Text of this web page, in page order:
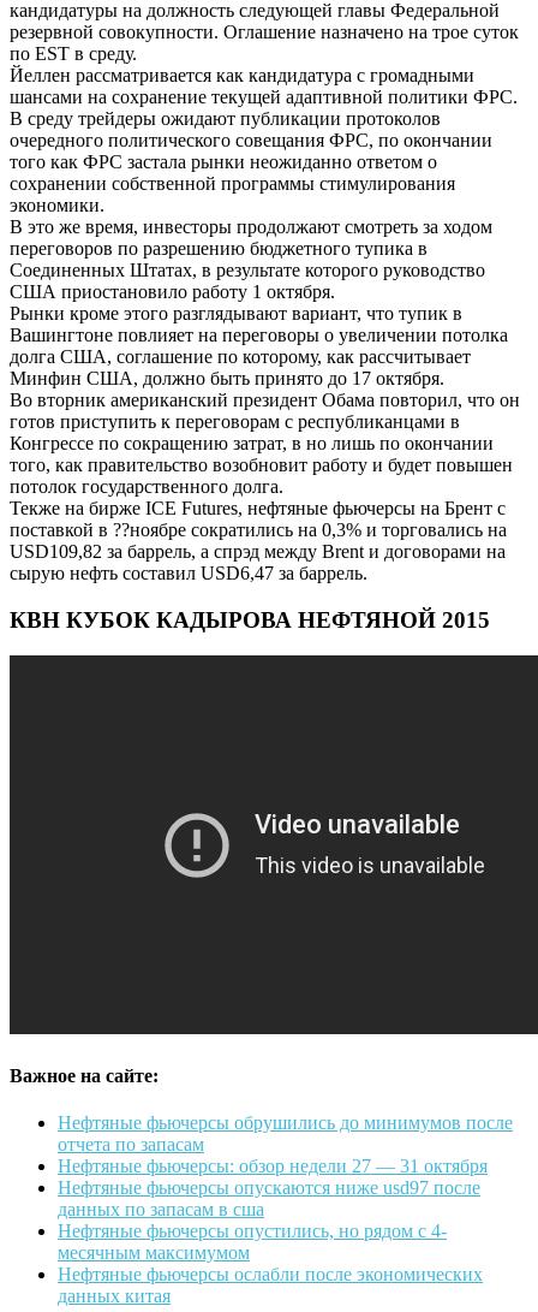
кандидатуры на должность следующей главы Федеральной
резервной совокупности. Оглашение назначено на трое суток
по EST в среду.
Йеллен рассматривается как кандидатура с громадными
шансами на сохранение текущей адаптивной политики ФРС.
В среду трейдеры ожидают публикации протоколов
очередного политического совещания ФРС, по окончании
того как ФРС застала рынки неожиданно ответом о
сохранении собственной программы стимулирования
экономики.
В это же время, инвесторы продолжают смотреть за ходом
переговоров по разрешению бюджетного тупика в
Соединенных Штатах, в результате которого руководство
США приостановило работу 1 октября.
Рынки кроме этого разглядывают вариант, что тупик в
Вашингтоне повлияет на переговоры о увеличении потолка
долга США, соглашение по которому, как рассчитывает
Минфин США, должно быть принято до 17 октября.
Во вторник американский президент Обама повторил, что он
готов приступить к переговорам с республиканцами в
Конгрессе по сокращению затрат, в но лишь по окончании
того, как правительство возобновит работу и будет повышен
потолок государственного долга.
Текже на бирже ICE Futures, нефтяные фьючерсы на Брент с
поставкой в ??ноябре сократились на 0,3% и торговались на
USD109,82 за баррель, а спрэд между Brent и договорами на
сырую нефть составил USD6,47 за баррель.
КВН КУБОК КАДЫРОВА НЕФТЯНОЙ 2015
Важное на сайте:
Нефтяные фьючерсы обрушились до минимумов после
отчета по запасам
Нефтяные фьючерсы: обзор недели 27 — 31 октября
Нефтяные фьючерсы опускаются ниже usd97 после
данных по запасам в сша
Нефтяные фьючерсы опустились, но рядом с 4-
месячным максимумом
Нефтяные фьючерсы ослабли после экономических
данных китая